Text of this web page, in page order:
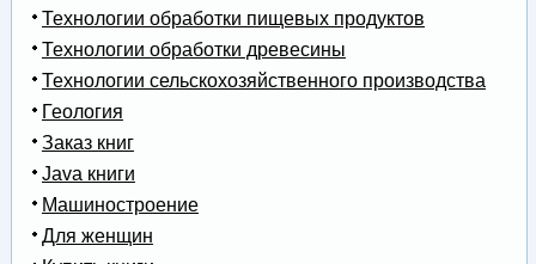
Технологии обработки пищевых продуктов
Технологии обработки древесины
Технологии сельскохозяйственного производства
Геология
Заказ книг
Java книги
Машиностроение
Для женщин